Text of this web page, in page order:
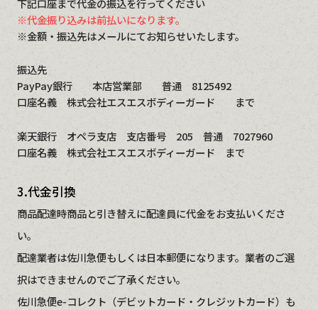
下記口座まで代金の振込を行ってください
※代金振り込みは前払いになります。
※金額・振込先はメールにてお知らせいたします。
振込先
PayPay銀行 本店営業部 普通 8125492
口座名義 株式会社エスエスボディーガード まで
楽天銀行 オペラ支店 支店番号 205 普通 7027960
口座名義 株式会社エスエスボディーガード まで
3.代金引換
商品配達時商品と引き替えに配達員に代金をお支払いくださ
い。
配達業者は佐川急便もしくは日本郵便になります。業者のご選
択はできませんのでご了承ください。
佐川急便e-コレクト（デビットカード・クレジットカード）も